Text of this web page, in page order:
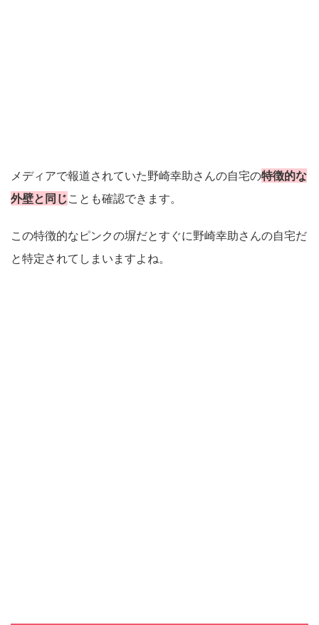
メディアで報道されていた野崎幸助さんの自宅の特徴的な
外壁と同じことも確認できます。
この特徴的なピンクの塀だとすぐに野崎幸助さんの自宅だ
と特定されてしまいますよね。